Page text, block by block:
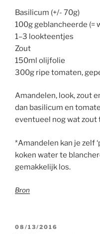
Basilicum (+/- 70g)
100g geblancheerde (=
1–3 lookteentjes
Zout
150ml olijfolie
300g ripe tomaten,
Amandelen, look, zout
dan basilicum en
eventueel nog wat zout
*Amandelen kan je zelf
koken water te
gemakkelijk los.
Bron
GEPLAATST
08/13/2016